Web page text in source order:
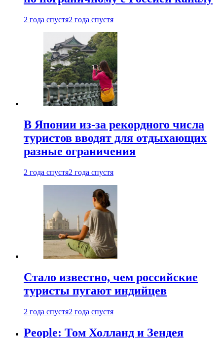
2 года спустя2 года спустя
В Японии из-за рекордного числа
туристов вводят для отдыхающих
разные ограничения
2 года спустя2 года спустя
Стало известно, чем российские
туристы пугают индийцев
2 года спустя2 года спустя
People: Том Холланд и Зендея